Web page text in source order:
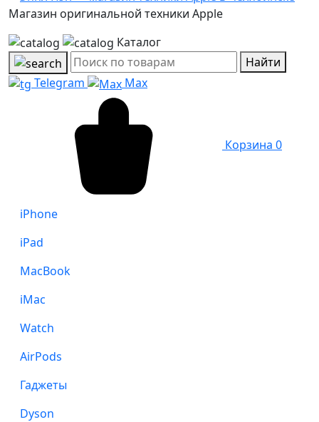
Магазин оригинальной техники Apple
Каталог
Найти
Telegram
Max
Корзина 0
iPhone
iPad
MacBook
iMac
Watch
AirPods
Гаджеты
Dyson